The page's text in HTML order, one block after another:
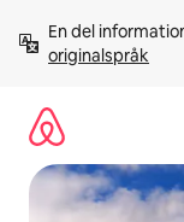
innehåll
En del
originalspråk